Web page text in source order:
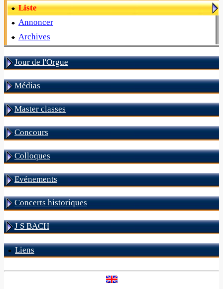
Liste
Annoncer
Archives
Jour de l'Orgue
Médias
Master classes
Concours
Colloques
Evénements
Concerts historiques
J S BACH
Liens